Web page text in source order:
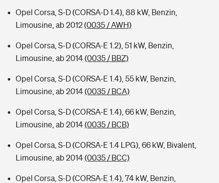
Opel Corsa, S-D (CORSA-D 1.4), 88 kW, Benzin,
Limousine, ab 2012(0035 / AWH)
Opel Corsa, S-D (CORSA-E 1.2), 51 kW, Benzin,
Limousine, ab 2014(0035 / BBZ)
Opel Corsa, S-D (CORSA-E 1.4), 55 kW, Benzin,
Limousine, ab 2014(0035 / BCA)
Opel Corsa, S-D (CORSA-E 1.4), 66 kW, Benzin,
Limousine, ab 2014(0035 / BCB)
Opel Corsa, S-D (CORSA-E 1.4 LPG), 66 kW, Bivalent,
Limousine, ab 2014(0035 / BCC)
Opel Corsa, S-D (CORSA-E 1.4), 74 kW, Benzin,